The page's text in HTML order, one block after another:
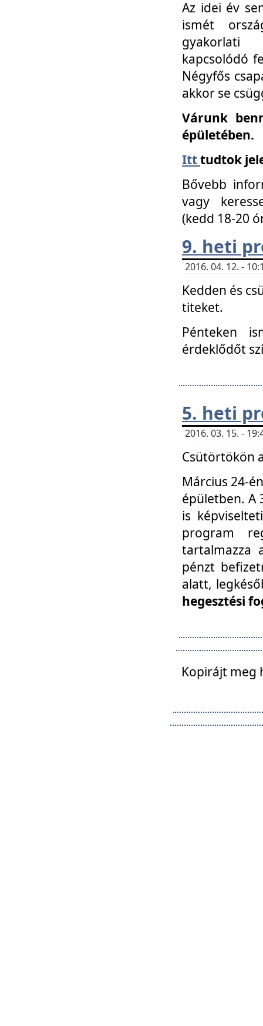
Az idei év
ismét
gyakorlati
kapcsolódó
Négyfős
akkor se
Várunk
épületében.
Itttudtok
Bővebb
vagy
(kedd 18-20
9. heti
2016. 04. 12. -
Kedden és
titeket.
Pénteken
érdeklődőt
5. heti
2016. 03. 15. -
Csütörtökön
Március 24-
épületben. A
is
program
tartalmazza
pénzt
alatt,
hegesztési
Kopirájt meg